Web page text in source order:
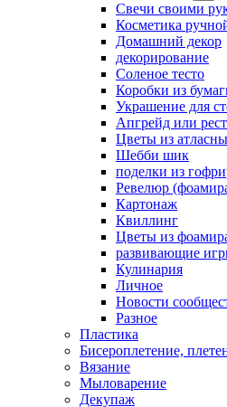
Свечи своими
Косметика
Домашний декор
декорирование
Соленое тесто
Коробки из
Украшение для
Апгрейд или
Цветы из
Шебби шик
поделки из
Ревелюр
Картонаж
Квиллинг
Цветы из
развивающие
Кулинария
Личное
Новости
Разное
Пластика
Бисероплетение,
Вязание
Мыловарение
Декупаж